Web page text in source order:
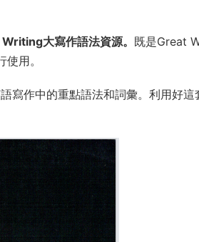
大寫作語法資源。 既是Great
用。
寫作中的重點語法和詞彙。利用好這